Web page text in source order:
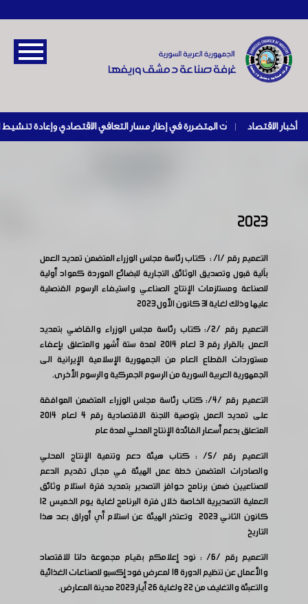
أخبار الاقتصاد |
2023
التعميم رقم /1/ : كتاب رئاسة مجلس الوزراء المتضمن تمديد العمل
بآلية قبول وتصديق الوثائق التجارية للبضائع الموردة كمواد أولية
للصناعة ومستلزمات الإنتاج الصناعي واستيفاء الرسوم القنصلية
عليها وذلك لغاية 31 كانون الأول 2023
التعميم رقم /2/: كتاب رئاسة مجلس الوزراء والقاضي بتمديد
العمل بالقرار رقم 3 لعام 2014 لمدة ستة أشهر والمتعلق بإعفاء
مستوردات القطاع العام من الجمهورية الإسلامية الإيرانية الى
الجمهورية العربية السورية من الرسوم الجمركية والرسوم الأخرى.
التعميم رقم /4/: كتاب رئاسة مجلس الوزراء المتضمن الموافقة
على تمديد العمل بتوصية اللجنة الاقتصادية رقم 4 لعام 2014
المتعلق بدعم أسعار الفائدة الإنتاج المحلي لمدة عام
التعميم رقم /5/ : كتاب هيئة دعم وتنمية الإنتاج المحلي
والصادرات المتضمن خطة عمل الهيئة في مجال تقديم الدعم
للصناعيين ضمن برنامج حوافز التصدير بتمديد فترة استلام وثائق
العملية التصديرية الخاصة خلال فترة البرنامج لغاية يوم الخميس 12
كانون الثاني 2023 وتعتذر الهيئة عن استلام أي أوراق بعد هذا
التاريخ
التعميم رقم /6/ : نود إعلامكم بقيام مجموعة دلتا للاقتصاد
والأعمال عن تنظيم الدورة 18 لمعرض فود إكسبو للصناعات الغذائية
والتعبئة والتغليف من 22 ولغاية 26 أيار 2023 مدينة المعارض.